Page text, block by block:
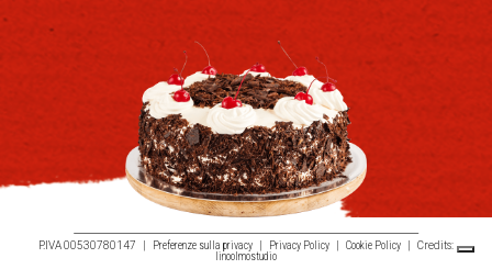
P.IVA 00530780147 | Preferenze sulla privacy Privacy Policy Cookie Policy | Credits:
linoolmostudio